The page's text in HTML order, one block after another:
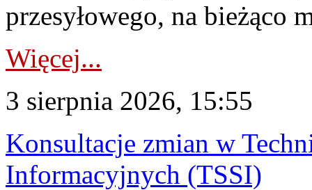
przesyłowego, na bieżąco
Więcej...
3 sierpnia 2026, 15:55
Konsultacje zmian w
Informacyjnych (TSSI)